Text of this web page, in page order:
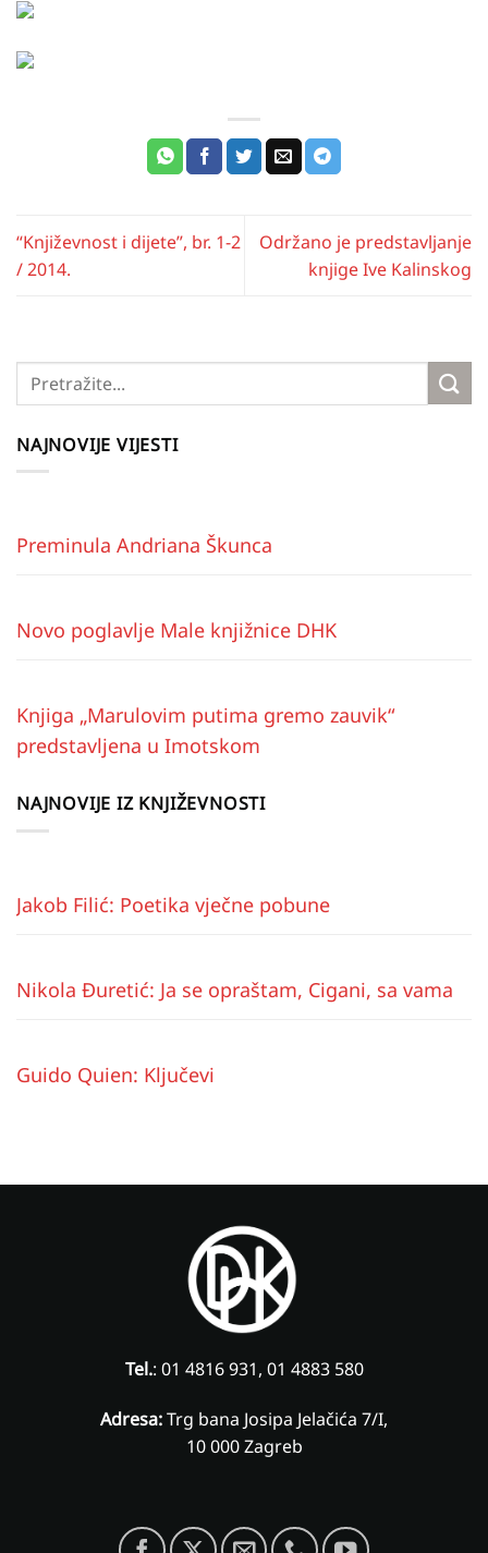
“Književnost i dijete”, br. 1-2
/ 2014.
Održano je predstavljanje
knjige Ive Kalinskog
NAJNOVIJE VIJESTI
Preminula Andriana Škunca
Novo poglavlje Male knjižnice DHK
Knjiga „Marulovim putima gremo zauvik“
predstavljena u Imotskom
NAJNOVIJE IZ KNJIŽEVNOSTI
Jakob Filić: Poetika vječne pobune
Nikola Đuretić: Ja se opraštam, Cigani, sa vama
Guido Quien: Ključevi
Tel.: 01 4816 931, 01 4883 580
Adresa:Trg bana Josipa Jelačića 7/I,
10 000 Zagreb